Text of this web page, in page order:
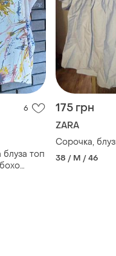
6
блуза топ
кежуал
175 грн
ZARA
Сорочка,
38 / M / 46